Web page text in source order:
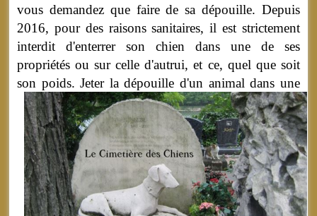
vous demandez que faire de sa dépouille. Depuis
2016, pour des raisons sanitaires, il est strictement
interdit d'enterrer son chien dans une de ses
propriétés ou sur celle d'autrui, et ce, quel que soit
son poids.Jeter la dépouille d'un animal dans une